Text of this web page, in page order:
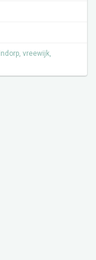
, vreewijk,